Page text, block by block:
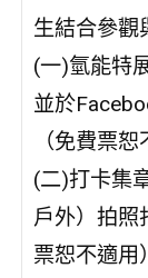
生結合參觀
(一)氫能特
並於
（免費票
(二)打卡集
戶外）拍照
票恕不適用